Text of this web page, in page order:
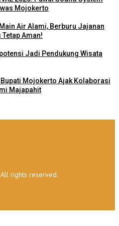
Mojokerto
Air Alami, Berburu Jajanan
Aman!
Jadi Pendukung Wisata
Mojokerto Ajak Kolaborasi
Majapahit
rights reserved.